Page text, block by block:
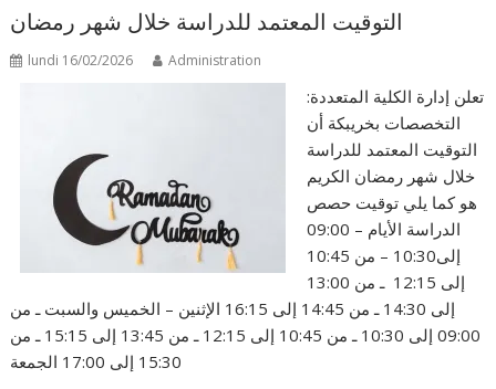
التوقيت المعتمد للدراسة خلال شهر رمضان
lundi 16/02/2026 Administration
:تعلن إدارة الكلية المتعددة
التخصصات بخريبكة أن
التوقيت المعتمد للدراسة
خلال شهر رمضان الكريم
هو كما يلي توقيت حصص
الدراسة الأيام – 09:00
إلى10:30 – من 10:45
إلى 12:15 ـ من 13:00
إلى 14:30 ـ من 14:45 إلى 16:15 الإثنين – الخميس والسبت ـ من
09:00 إلى 10:30 ـ من 10:45 إلى 12:15 ـ من 13:45 إلى 15:15 ـ من
15:30 إلى 17:00 الجمعة